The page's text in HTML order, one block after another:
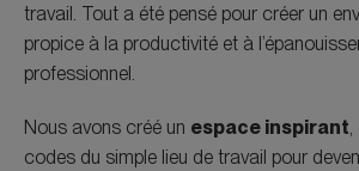
travail. Tout a été pensé pour créer un
propice à la productivité et à
professionnel.
Nous avons créé un espace inspirant
codes du simple lieu de travail pour